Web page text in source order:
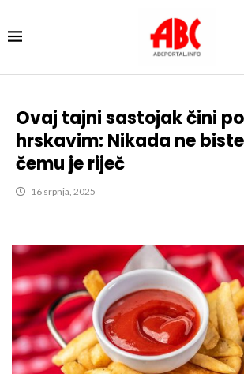
Ovaj tajni sastojak čini
hrskavim: Nikada ne
čemu je riječ
16 srpnja, 2025